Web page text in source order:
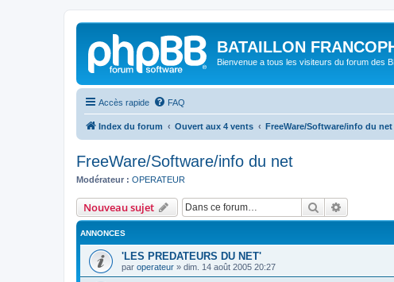
BATAILLON
Bienvenue a tous les visiteurs du forum des
Accès rapide FAQ
Index du forum Ouvert aux 4 vents FreeWare/Software/info du net
FreeWare/Software/info du net
Modérateur : OPERATEUR
Nouveau sujet Rechercher
ANNONCES
'LES PREDATEURS DU NET'
par operateur » dim. 14 août 2005 20:27